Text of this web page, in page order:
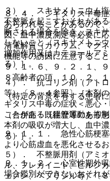
３）． スキサメトニウム
不整脈を起こすおそれがあ
断される場合を除き、スキ
しないこと（スキサメトニ
増加作用又はカテコールア
る）］。
４）． 抗コリン剤（アト
等）〔８．４参照〕［本剤
ギタリス中毒の症状＜悪心
ことがある（腸管運動を抑
本剤の吸収が増大し、血中
る）］。
５）． 不整脈用剤（アミ
ル、フレカイニド、ピルシ
ェノン、ベプリジル等）〔
８．４． ジギタリス中毒
あらわれることがあるので
図、血中濃度測定等必要に
清電解質（カリウム、マグ
機能等の誘因に注意するこ
９．１．６、９．２．１、
８高齢者の項、１０．２、
（特定の背景を有する患者に
（合併症・既往歴等のある
９．１．１． 急性心筋梗
より心筋虚血を悪化させるお
９．１．２． 心室性期外
場合鑑別ができないおそれ